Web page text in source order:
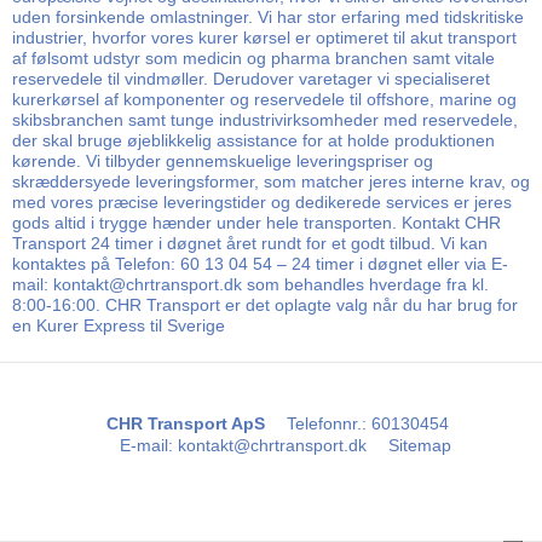
uden forsinkende omlastninger. Vi har stor erfaring med tidskritiske
industrier, hvorfor vores kurer kørsel er optimeret til akut transport
af følsomt udstyr som medicin og pharma branchen samt vitale
reservedele til vindmøller. Derudover varetager vi specialiseret
kurerkørsel af komponenter og reservedele til offshore, marine og
skibsbranchen samt tunge industrivirksomheder med reservedele,
der skal bruge øjeblikkelig assistance for at holde produktionen
kørende. Vi tilbyder gennemskuelige leveringspriser og
skræddersyede leveringsformer, som matcher jeres interne krav, og
med vores præcise leveringstider og dedikerede services er jeres
gods altid i trygge hænder under hele transporten. Kontakt CHR
Transport 24 timer i døgnet året rundt for et godt tilbud. Vi kan
kontaktes på Telefon: 60 13 04 54 – 24 timer i døgnet eller via E-
mail: kontakt@chrtransport.dk som behandles hverdage fra kl.
8:00-16:00. CHR Transport er det oplagte valg når du har brug for
en Kurer Express til Sverige
CHR Transport ApS Telefonnr.: 60130454
E-mail: kontakt@chrtransport.dk Sitemap